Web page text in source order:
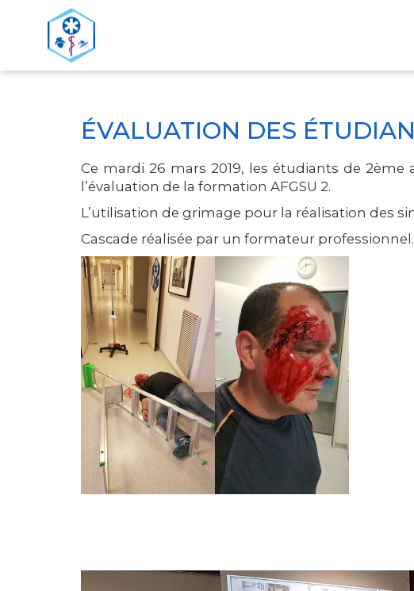
ACCUEIL
ÉVALUATION DES
Ce mardi 26 mars 2019, les étudiants de
l’évaluation de la formation AFGSU 2.
L’utilisation de grimage pour la réalisation des
Cascade réalisée par un formateur professionnel.